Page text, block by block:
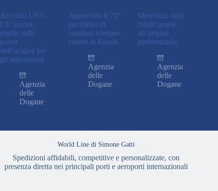
Accordo USA-
UE: nuove
regole sulla
prova
dell’origine per
gli importatori
Agenzia
delle
Dogane
Approvato il 21°
pacchetto di
sanzioni europee
contro la Russia
Agenzia
delle
Dogane
Mercosur: dazi
ridotti grazie
all’origine
preferenziale
Agenzia
delle
Dogane
World Line di Simone Gatti
Spedizioni affidabili, competitive e personalizzate, con
presenza diretta nei principali porti e aeroporti internazionali